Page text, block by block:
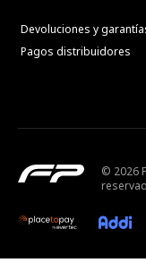
Devoluciones y
Pagos distribuidores
© 2026